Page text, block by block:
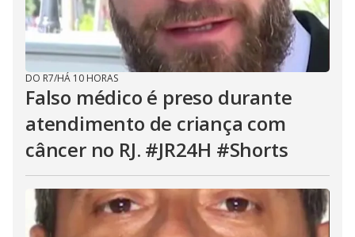
DO R7/HÁ 10 HORAS
Falso médico é preso durante
atendimento de criança com
câncer no RJ. #JR24H #Shorts